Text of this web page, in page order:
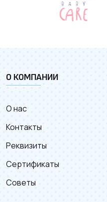
О КОМПАНИИ
О нас
Контакты
Реквизиты
Сертификаты
Советы